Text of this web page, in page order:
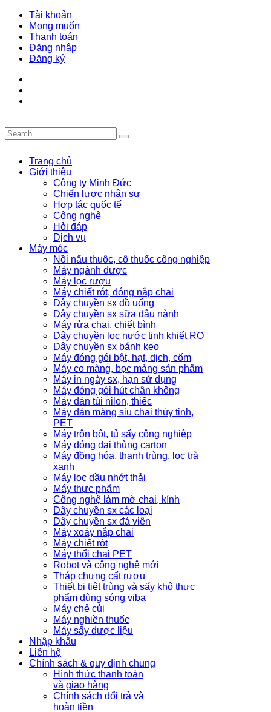
Tài khoản
Mong muốn
Thanh toán
Đăng nhập
Đăng ký
Trang chủ
Giới thiệu
Công ty Minh Đức
Chiến lược nhân sự
Hợp tác quốc tế
Công nghệ
Hỏi đáp
Dịch vụ
Máy móc
Nồi nấu thuôc, cô thuốc công nghiệp
Máy ngành dược
Máy lọc rượu
Máy chiết rót, đóng nắp chai
Dây chuyền sx đồ uống
Dây chuyền sx sữa đậu nành
Máy rửa chai, chiết bình
Dây chuyền lọc nước tinh khiết RO
Dây chuyền sx bánh kẹo
Máy đóng gói bột, hạt, dịch, cốm
Máy co màng, bọc màng sản phẩm
Máy in ngày sx, hạn sử dụng
Máy đóng gói hút chân không
Máy dán túi nilon, thiếc
Máy dán màng siu chai thủy tinh,
PET
Máy trộn bột, tủ sấy công nghiệp
Máy đóng đai thùng carton
Máy đồng hóa, thanh trùng, lọc trà
xanh
Máy lọc dầu nhớt thải
Máy thực phẩm
Công nghệ làm mờ chai, kính
Dây chuyền sx các loại
Dây chuyền sx đá viên
Máy xoáy nắp chai
Máy chiết rót
Máy thổi chai PET
Robot và công nghệ mới
Tháp chưng cất rượu
Thiết bị tiệt trùng và sấy khô thực
phẩm dùng sóng viba
Máy chẻ củi
Máy nghiền thuốc
Máy sấy dược liệu
Nhập khẩu
Liên hệ
Chính sách & quy định chung
Hình thức thanh toán
và giao hàng
Chính sách đổi trả và
hoàn tiền